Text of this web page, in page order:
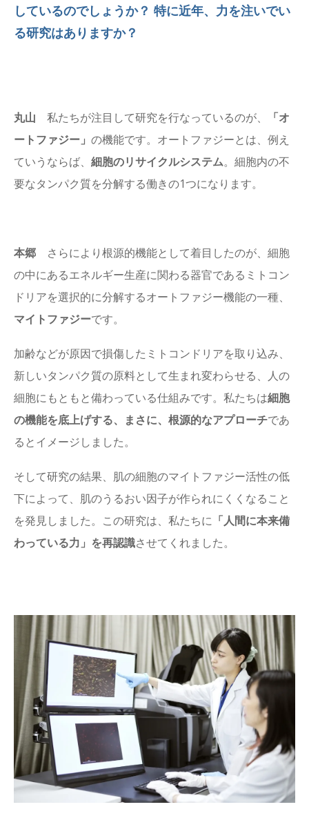
しているのでしょうか？ 特に近年、力を注いでい
る研究はありますか？
丸山 私たちが注目して研究を行なっているのが、
「オ
ートファジー」 の機能です。オートファジーとは、例え
ていうならば、 細胞のリサイクルシステム。細胞内の不
要なタンパク質を分解する働きの1つになります。
本郷 さらにより根源的機能として着目したのが、細胞
の中にあるエネルギー生産に関わる器官であるミトコン
ドリアを選択的に分解するオートファジー機能の一種、
マイトファジーです。
加齢などが原因で損傷したミトコンドリアを取り込み、
新しいタンパク質の原料として生まれ変わらせる、人の
細胞にもともと備わっている仕組みです。 私たちは細胞
の機能を底上げする、まさに、根源的なアプローチであ
るとイメージしました。
そして研究の結果、肌の細胞のマイトファジー活性の低
下によって、肌のうるおい因子が作られにくくなること
を発見しました。この研究は、私たちに 「人間に本来備
わっている力」を再認識させてくれました。